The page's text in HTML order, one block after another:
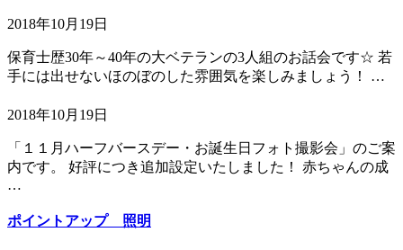
2018年10月19日
保育士歴30年～40年の大ベテランの3人組のお話会です☆ 若
手には出せないほのぼのした雰囲気を楽しみましょう！ …
2018年10月19日
「１１月ハーフバースデー・お誕生日フォト撮影会」のご案
内です。 好評につき追加設定いたしました！ 赤ちゃんの成
…
ポイントアップ 照明